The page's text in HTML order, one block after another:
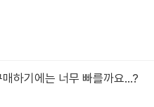
하기에는 너무 빠를까요...?